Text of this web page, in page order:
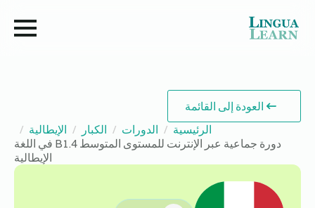
العودة إلى القائمة
الرئيسية
الدورات الكبار
الإيطالية
دورة جماعية عبر الإنترنت للمستوى المتوسط B1.4 في اللغة
الإيطالية